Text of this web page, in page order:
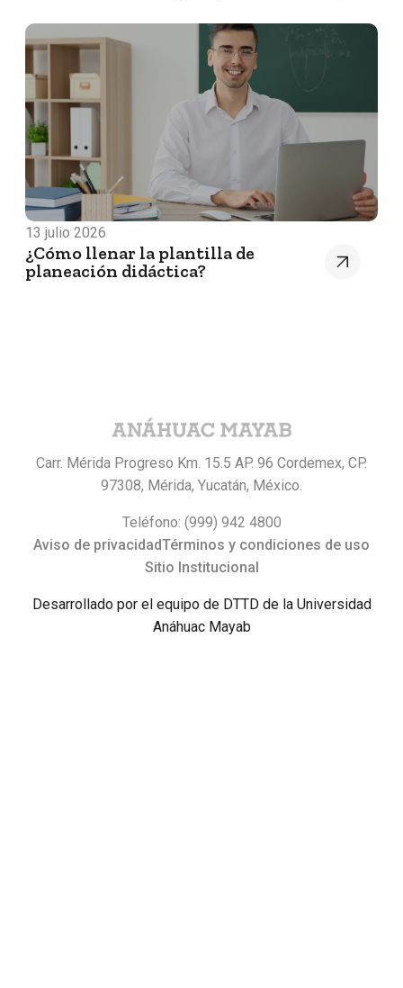
13 julio 2026
¿Cómo llenar la plantilla de
planeación didáctica?
Carr. Mérida Progreso Km. 15.5 AP. 96 Cordemex, CP.
97308, Mérida, Yucatán, México.
Teléfono: (999) 942 4800
Aviso de privacidadTérminos y condiciones de uso
Sitio Institucional
Desarrollado por el equipo de DTTD de la Universidad
Anáhuac Mayab